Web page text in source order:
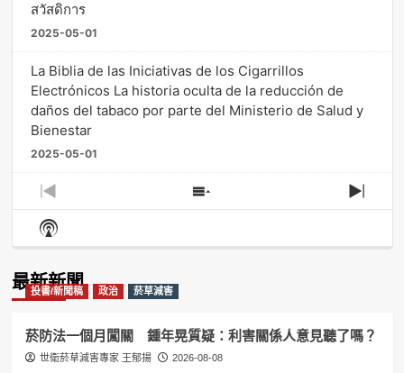
สวัสดิการ
2025-05-01
La Biblia de las Iniciativas de los Cigarrillos
Electrónicos La historia oculta de la reducción de
daños del tabaco por parte del Ministerio de Salud y
Bienestar
2025-05-01
Previous
Episode
Show
Episodes
Next
Show
Podcast
最新新聞
投書/新聞稿 政治 菸草減害
菸防法一個月闖關 鍾年晃質疑：利害關係人意見聽了嗎？
世衛菸草減害專家 王郁揚 2026-08-08